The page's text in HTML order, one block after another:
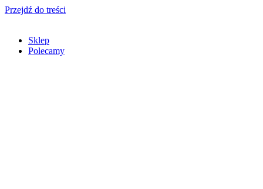
Przejdź do treści
Sklep
Polecamy